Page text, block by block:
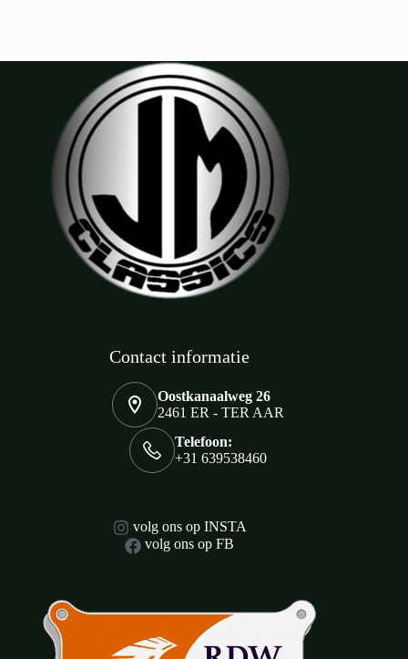
Contact informatie
Oostkanaalweg 26
2461 ER - TER AAR
Telefoon:
+31 639538460
volg ons op INSTA
volg ons op FB